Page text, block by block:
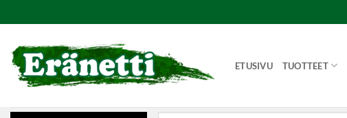
to
content
ETUSIVU TUOTTEET